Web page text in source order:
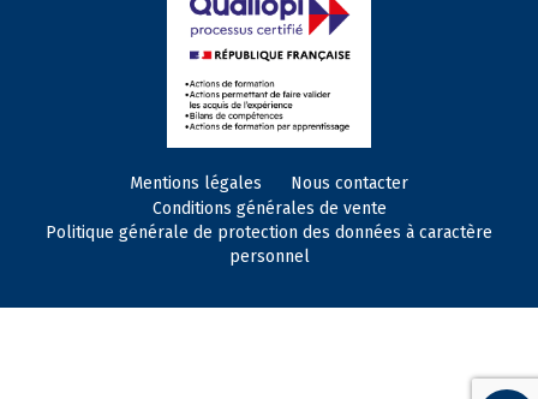
Mentions légales
Nous contacter
Conditions générales de vente
Politique générale de protection des données à caractère
personnel